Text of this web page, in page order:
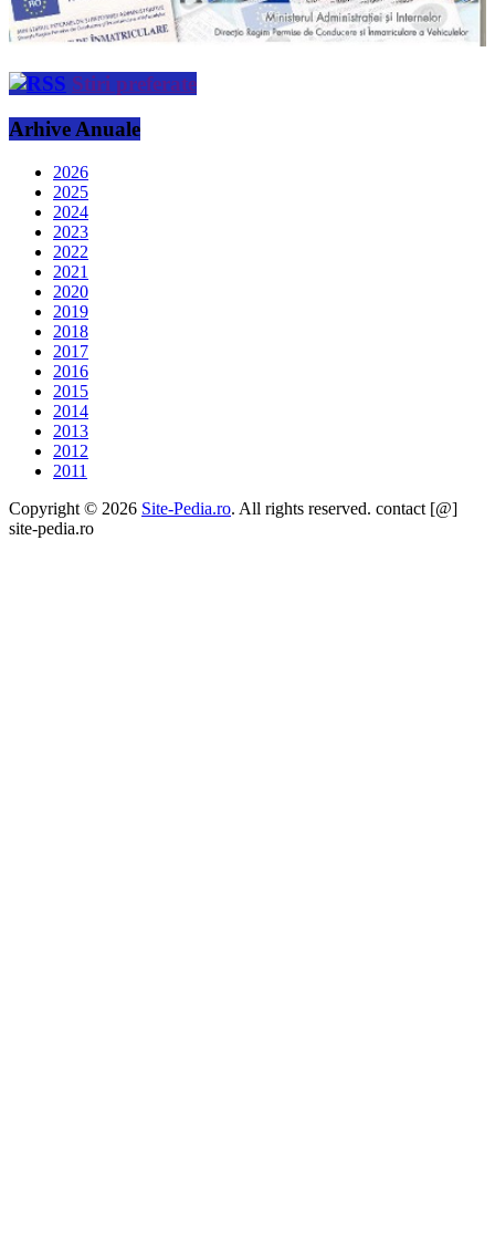
Stiri preferate
Arhive Anuale
2026
2025
2024
2023
2022
2021
2020
2019
2018
2017
2016
2015
2014
2013
2012
2011
Copyright © 2026 Site-Pedia.ro. All rights reserved. contact [@]
site-pedia.ro